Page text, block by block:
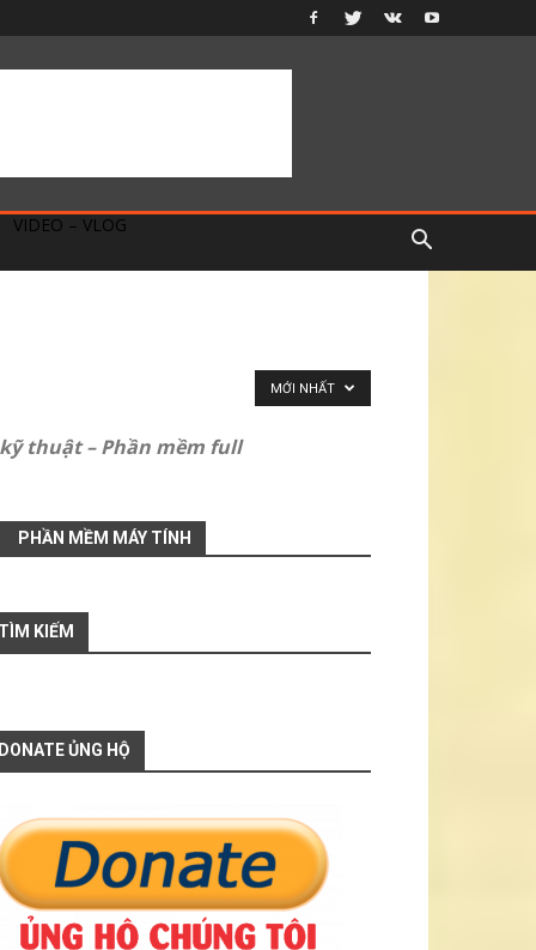
VIDEO – VLOG
thuật – Phần mềm full
MỚI NHẤT
PHẦN MỀM MÁY TÍNH
KIẾM
ỦNG HỘ